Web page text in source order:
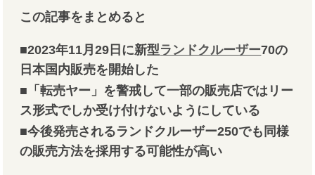
この記事をまとめると
■2023年11月29日に新型ランドクルーザー70の
日本国内販売を開始した
■「転売ヤー」を警戒して一部の販売店ではリー
ス形式でしか受け付けないようにしている
■今後発売されるランドクルーザー250でも同様
の販売方法を採用する可能性が高い